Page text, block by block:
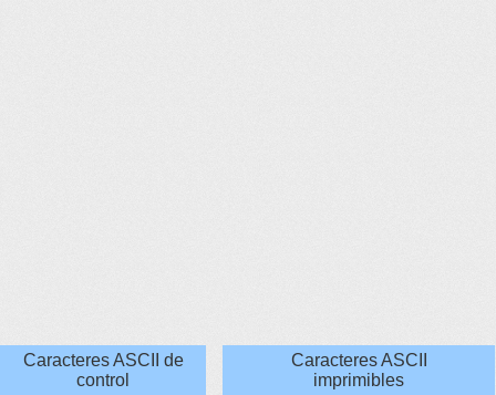
Caracteres ASCII de
control
Caracteres ASCII
imprimibles